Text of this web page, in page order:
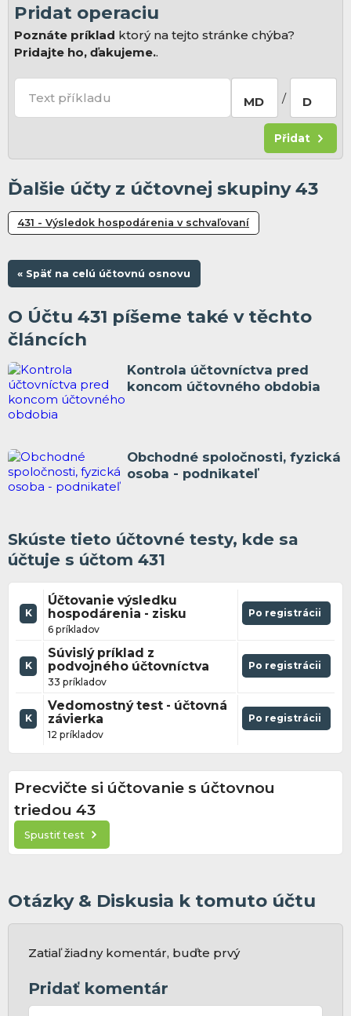
Pridat operaciu
Poznáte príklad ktorý na tejto stránke chýba?
Pridajte ho, ďakujeme..
Text příkladu MD / D
Přidat
Ďalšie účty z účtovnej skupiny 43
431 - Výsledok hospodárenia v schvaľovaní
« Späť na celú účtovnú osnovu
O Účtu 431 píšeme také v těchto
článcích
Kontrola účtovníctva pred
koncom účtovného obdobia
Obchodné spoločnosti, fyzická
osoba - podnikateľ
Skúste tieto účtovné testy, kde sa
účtuje s účtom 431
K
Účtovanie výsledku
hospodárenia - zisku
6 príkladov
Po registrácii
K
Súvislý príklad z
podvojného účtovníctva
33 príkladov
Po registrácii
K
Vedomostný test - účtovná
závierka
12 príkladov
Po registrácii
Precvičte si účtovanie s účtovnou
triedou 43
Spustiť test
Otázky & Diskusia k tomuto účtu
Zatiaľ žiadny komentár, buďte prvý
Pridať komentár